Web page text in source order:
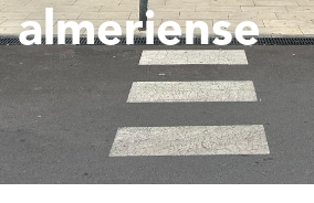
almeriense